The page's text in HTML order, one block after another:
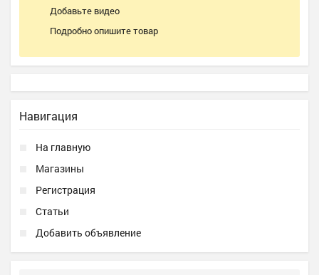
Добавьте видео
Подробно опишите товар
Навигация
На главную
Магазины
Регистрация
Статьи
Добавить объявление